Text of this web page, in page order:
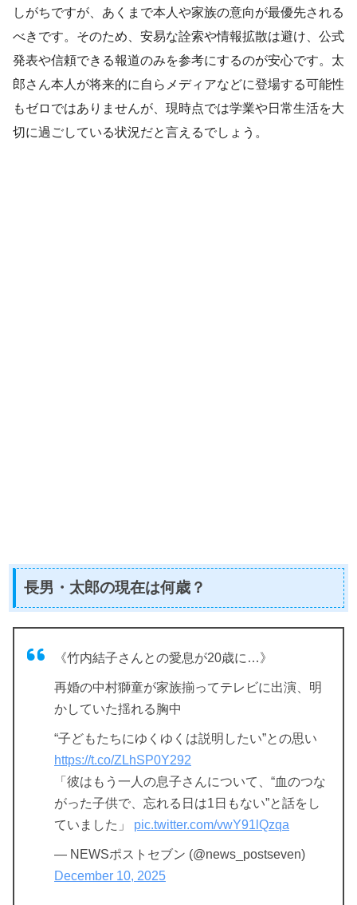
しがちですが、あくまで本人や家族の意向が最優先される
べきです。そのため、安易な詮索や情報拡散は避け、公式
発表や信頼できる報道のみを参考にするのが安心です。太
郎さん本人が将来的に自らメディアなどに登場する可能性
もゼロではありませんが、現時点では学業や日常生活を大
切に過ごしている状況だと言えるでしょう。
長男・太郎の現在は何歳？
《竹内結子さんとの愛息が20歳に…》
再婚の中村獅童が家族揃ってテレビに出演、明
かしていた揺れる胸中
“子どもたちにゆくゆくは説明したい”との思い
https://t.co/ZLhSP0Y292
「彼はもう一人の息子さんについて、“血のつな
がった子供で、忘れる日は1日もない”と話をし
ていました」 pic.twitter.com/vwY91lQzqa
— NEWSポストセブン (@news_postseven)
December 10, 2025